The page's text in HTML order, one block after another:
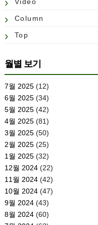
Video
Column
Top
월별 보기
7월 2025(12)
6월 2025(34)
5월 2025(42)
4월 2025(81)
3월 2025(50)
2월 2025(25)
1월 2025(32)
12월 2024(22)
11월 2024(42)
10월 2024(47)
9월 2024(43)
8월 2024(60)